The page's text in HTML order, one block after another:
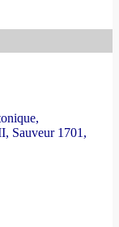
Sauveur 1701,